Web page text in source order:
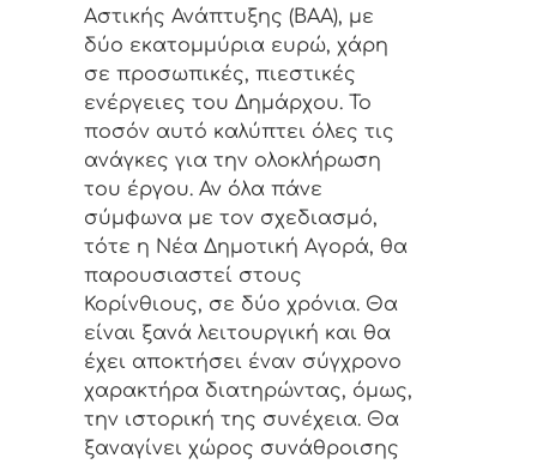
Αστικής Ανάπτυξης (ΒΑΑ), με
δύο εκατομμύρια ευρώ, χάρη
σε προσωπικές, πιεστικές
ενέργειες του Δημάρχου. Το
ποσόν αυτό καλύπτει όλες τις
ανάγκες για την ολοκλήρωση
του έργου. Αν όλα πάνε
σύμφωνα με τον σχεδιασμό,
τότε η Νέα Δημοτική Αγορά, θα
παρουσιαστεί στους
Κορίνθιους, σε δύο χρόνια. Θα
είναι ξανά λειτουργική και θα
έχει αποκτήσει έναν σύγχρονο
χαρακτήρα διατηρώντας, όμως,
την ιστορική της συνέχεια. Θα
ξαναγίνει χώρος συνάθροισης